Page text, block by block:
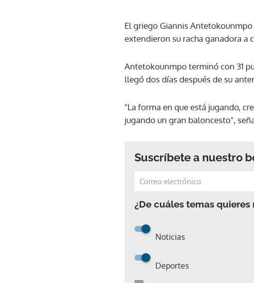
El griego Giannis
extendieron su racha ganadora a
Antetokounmpo terminó con 31
llegó dos días después de su
"La forma en que está jugando,
jugando un gran baloncesto",
Suscríbete a nuestro
¿De cuáles temas
Noticias
Deportes